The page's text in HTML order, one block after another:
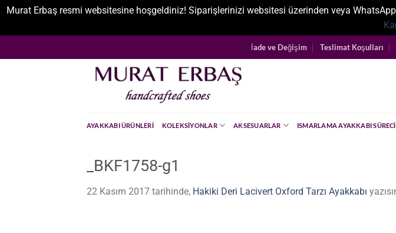
Murat Erbaş resmi websitesine hoşgeldiniz! Siparişlerinizi websitesi üzerinden veya
atla
İade ve Değişim Teslimat Koşulları
AYAKKABI ÜRÜNLERI KOLEKSIYONLAR AKSESUARLAR ISMARLAMA AYAKKABI SÜRECI
_BKF1758-g1
22 Kasım 2017 tarihinde, Hakiki Deri Lacivert Oxford Tarzı Ayakkabı